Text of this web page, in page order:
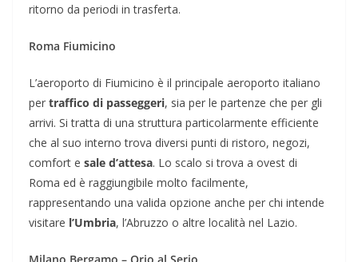
ritorno da periodi in trasferta.
Roma Fiumicino
L’aeroporto di Fiumicino è il principale aeroporto italiano
per traffico di passeggeri, sia per le partenze che per gli
arrivi. Si tratta di una struttura particolarmente efficiente
che al suo interno trova diversi punti di ristoro, negozi,
comfort e sale d’attesa. Lo scalo si trova a ovest di
Roma ed è raggiungibile molto facilmente,
rappresentando una valida opzione anche per chi intende
visitare l’Umbria, l’Abruzzo o altre località nel Lazio.